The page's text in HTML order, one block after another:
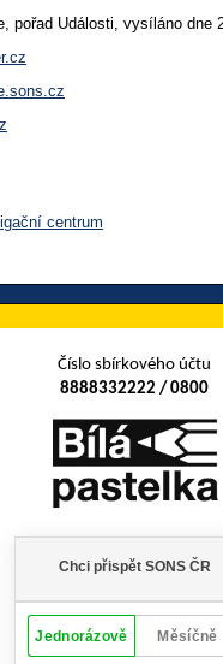
pořad Události, vysíláno dne
centrum
Číslo sbírkového účtu
8888332222 / 0800